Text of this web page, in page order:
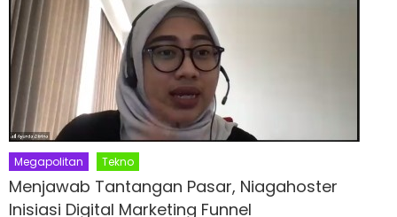
Megapolitan Tekno
Menjawab Tantangan Pasar, Niagahoster
Inisiasi Digital Marketing Funnel